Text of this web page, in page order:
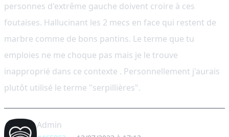
personnes d'extrême gauche doivent croire à ces
foutaises. Hallucinant les 2 mecs en face qui restent de
marbre comme de bons pantins. Le terme que tu
emploies ne me choque pas mais je le trouve
inapproprié dans ce contexte . Personnellement j'aurais
plutôt utilisé le terme "serpillières".
Admin